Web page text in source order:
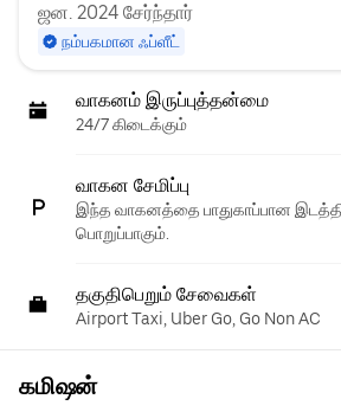
ஜன. 2024 சேர்ந்தார்
நம்பகமான ஃப்ளீட்
வாகனம் இருப்புத்தன்மை
24/7 கிடைக்கும்
வாகன சேமிப்பு
இந்த வாகனத்தை பாதுகாப்பான
பொறுப்பாகும்.
தகுதிபெறும் சேவைகள்
Airport Taxi, Uber Go, Go Non AC
கமிஷன்